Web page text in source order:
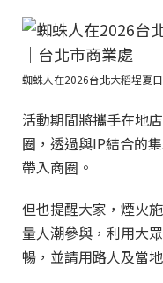
蜘蛛人在2026台北大稻埕夏
活動期間將攜手在地
圈，透過與IP結合的
帶入商圈。
但也提醒大家，煙火
量人潮參與，利用大
暢，並請用路人及當